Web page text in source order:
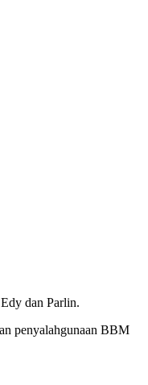
dan Parlin.
penyalahgunaan BBM